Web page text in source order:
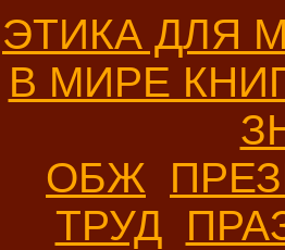
ЭТИКА ДЛЯ
В МИРЕ
ОБЖ
ТРУД